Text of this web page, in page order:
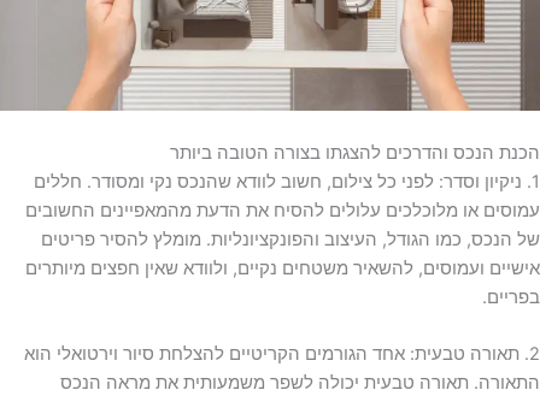
הכנת הנכס והדרכים להצגתו בצורה הטובה ביותר
1. ניקיון וסדר: לפני כל צילום, חשוב לוודא שהנכס נקי ומסודר. חללים
עמוסים או מלוכלכים עלולים להסיח את הדעת מהמאפיינים החשובים
של הנכס, כמו הגודל, העיצוב והפונקציונליות. מומלץ להסיר פריטים
אישיים ועמוסים, להשאיר משטחים נקיים, ולוודא שאין חפצים מיותרים
בפריים.
2. תאורה טבעית: אחד הגורמים הקריטיים להצלחת סיור וירטואלי הוא
התאורה. תאורה טבעית יכולה לשפר משמעותית את מראה הנכס